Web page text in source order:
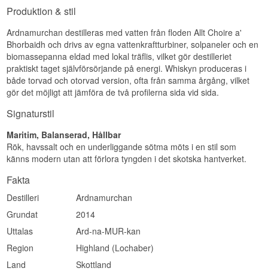
Edition: AD3 Spirit
EAN nr.: 5060383650426
Smakprofil
Sherrylagrad · Ung · Mörk frukt · Nötig · Lätt rökig ·
Fatstyrka
dit är enkelfilig längs stora delar av sträckan.
Destilleriet ligger vid Glenbeg med utsikt över
Glenmore Bay mot ön Mull, och det är ett av de
Se hela vårt sortiment av
Eftersmak
Medellång och torr. Säd, malt och en lätt rökig
kant som släpper tidigare än en äldre whisky
skulle.
Specifikationer
Destilleri:
Buteljerare:Adelphi
Region/Land: Highland, Skottland
Ej kylfiltrerad: Ja
Destillerad: 2017
Edition: AD2 Spirit
Smakprofil
Produktion & stil
Ardnamurchan destilleras med vatten från floden Allt Choire a'
Bhorbaidh och drivs av egna vattenkraftturbiner, solpaneler och en
biomassepanna eldad med lokal träflis, vilket gör destilleriet
praktiskt taget självförsörjande på energi. Whiskyn produceras i
både torvad och otorvad version, ofta från samma årgång, vilket
gör det möjligt att jämföra de två profilerna sida vid sida.
Signaturstil
Maritim, Balanserad, Hållbar
Rök, havssalt och en underliggande sötma möts i en stil som
känns modern utan att förlora tyngden i det skotska hantverket.
Fakta
Destilleri
Ardnamurchan
Grundat
2014
Uttalas
Ard-na-MUR-kan
Region
Highland (Lochaber)
Land
Skottland